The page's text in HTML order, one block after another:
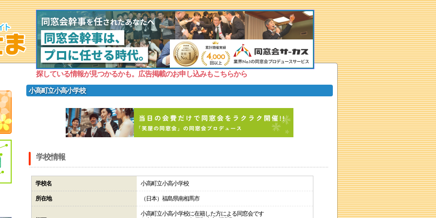
探している情報が見つかるかも。広告掲載のお申し込みもこちらから
小高町立小高小学校
学校情報
学校名 小高町立小高小学校
所在地 （日本）福島県南相馬市
小高町立小高小学校に在籍した方による同窓会です